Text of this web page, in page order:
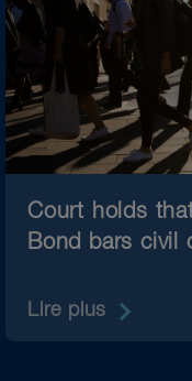
Court holds
Bond bars civil
Lire plus